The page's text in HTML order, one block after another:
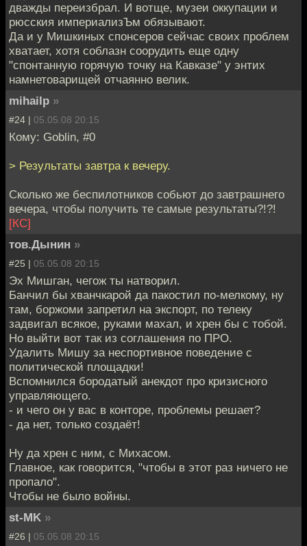
дважды переизбрал. И вотще, музеи оккупации и
рюсския империализЪм обязывают.
Да и у Мишкиных спонсеров сейчас своих проблем
хватает, хотя соблазн соорудить еще одну
"спонтанную горячую точку на Кавказе" у энтих
намнетоварищей отчаянно велик.
mihailp »
#24 | 05.05.08 20:15
Кому: Goblin, #0
> Результаты завтра к вечеру.
Сколько же беспилотников собьют до завтрашнего
вечера, чтобы получить те самые результаты?!?!
[КС]
тов.Дынин »
#25 | 05.05.08 20:15
Эх Мишган, чегож ты натворил.
Банчил бы хванчкарой да пакостил по-мелкому, ну
там, боржоми запретил на экспорт, по телеку
задвигал всякое, руками махал, и хрен бы с тобой.
Но выйти вот так из соглашения по ПРО.
Удалить Мишу за неспортивное поведение с
политической площадки!
Вспомнился бородатый анекдот про кризисного
управляющего.
- и чего он у вас в конторе, проблемы решает?
- да нет, только создаёт!
Ну да хрен с ним, с Михасом.
Главное, как говорится, "чтобы в этот раз ничего не
пропало".
Чтобы не было войны.
st-MK »
#26 | 05.05.08 20:15